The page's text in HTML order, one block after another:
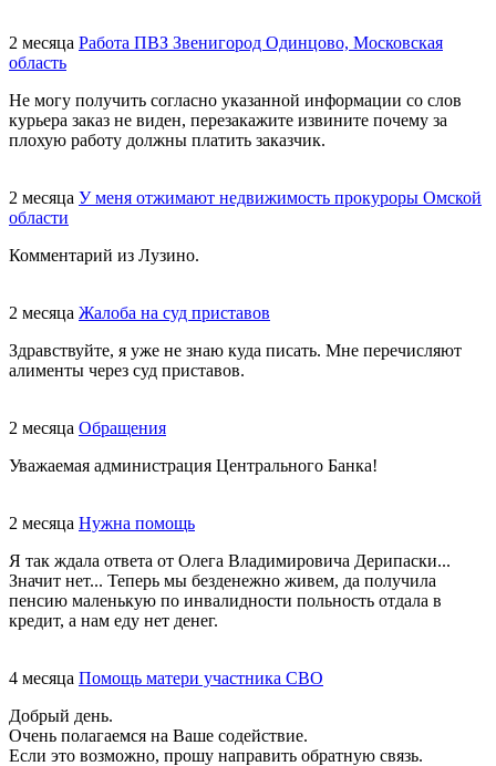
2 месяца Работа ПВЗ Звенигород Одинцово, Московская
область
Не могу получить согласно указанной информации со слов
курьера заказ не виден, перезакажите извините почему за
плохую работу должны платить заказчик.
2 месяца У меня отжимают недвижимость прокуроры Омской
области
Комментарий из Лузино.
2 месяца Жалоба на суд приставов
Здравствуйте, я уже не знаю куда писать. Мне перечисляют
алименты через суд приставов.
2 месяца Обращения
Уважаемая администрация Центрального Банка!
2 месяца Нужна помощь
Я так ждала ответа от Олега Владимировича Дерипаски...
Значит нет... Теперь мы безденежно живем, да получила
пенсию маленькую по инвалидности польность отдала в
кредит, а нам еду нет денег.
4 месяца Помощь матери участника СВО
Добрый день.
Очень полагаемся на Ваше содействие.
Если это возможно, прошу направить обратную связь.